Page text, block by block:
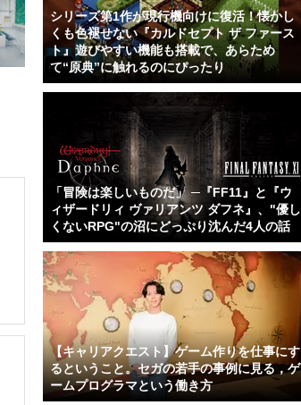
シリーズ第1作が現行機向けに復活！懐かし
くも色褪せない『カルドセプト ザ ファース
ト』遊びやすい機能も搭載で、あらため
て“原典”に触れるのにぴったり
「冒険は楽しいものだ」 ─『FF11』と『ウ
ィザードリィ ヴァリアンツ ダフネ』、"優し
くないRPG"の沼にどっぷり沈んだ4人の話
【キャリアクエスト】ゲーム作りを仕事にす
るということ。セガの若手の事例に見る，ゲ
ームプログラマという働き方